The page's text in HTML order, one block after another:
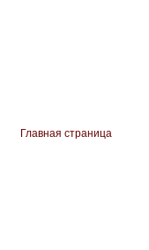
Главная страница